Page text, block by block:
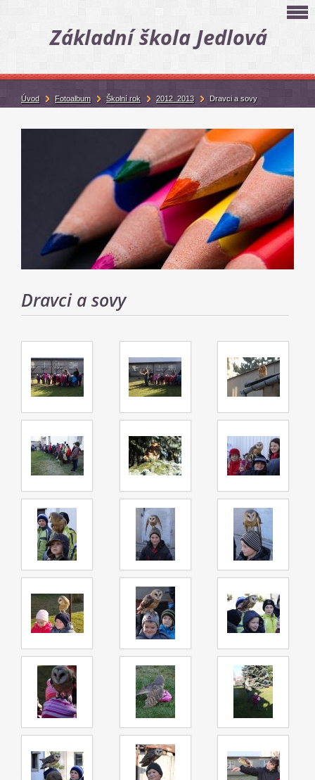
Základní škola Jedlová
Dravci a sovy
Úvod Fotoalbum Školní rok 2012_2013 Dravci a sovy